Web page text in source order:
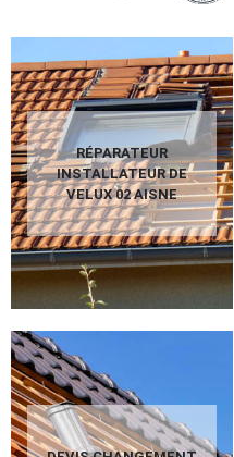
RÉPARATEUR
INSTALLATEUR DE
VELUX 02 AISNE